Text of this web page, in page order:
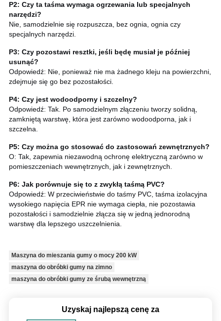
P2: Czy ta taśma wymaga ogrzewania lub specjalnych
narzędzi?
Nie, samodzielnie się rozpuszcza, bez ognia, ognia czy
specjalnych narzędzi.
P3: Czy pozostawi resztki, jeśli będę musiał je później
usunąć?
Odpowiedź: Nie, ponieważ nie ma żadnego kleju na powierzchni,
zdejmuje się go bez pozostałości.
P4: Czy jest wodoodporny i szczelny?
Odpowiedź: Tak. Po samodzielnym złączeniu tworzy solidną,
zamkniętą warstwę, która jest zarówno wodoodporna, jak i
szczelna.
P5: Czy można go stosować do zastosowań zewnętrznych?
O: Tak, zapewnia niezawodną ochronę elektryczną zarówno w
pomieszczeniach wewnętrznych, jak i zewnętrznych.
P6: Jak porównuje się to z zwykłą taśmą PVC?
Odpowiedź: W przeciwieństwie do taśmy PVC, taśma izolacyjna
wysokiego napięcia EPR nie wymaga ciepła, nie pozostawia
pozostałości i samodzielnie złącza się w jedną jednorodną
warstwę dla lepszego uszczelnienia.
Maszyna do mieszania gumy o mocy 200 kW
maszyna do obróbki gumy na zimno
maszyna do obróbki gumy ze śrubą wewnętrzną
Uzyskaj najlepszą cenę za